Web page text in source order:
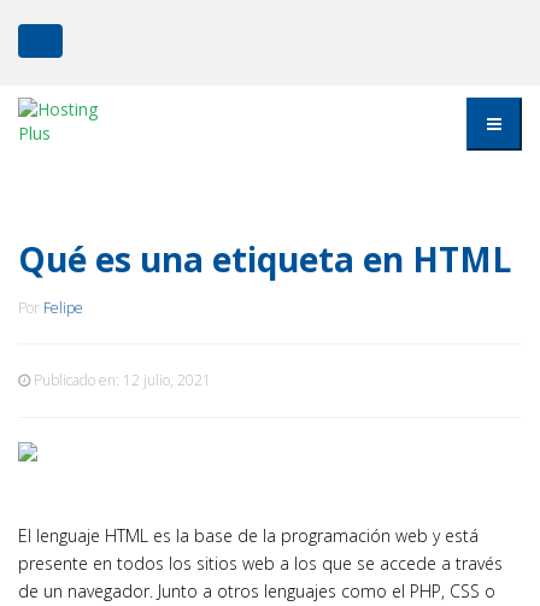
Qué es una etiqueta en HTML
Por Felipe
Publicado en: 12 julio, 2021
El lenguaje HTML es la base de la programación web y está
presente en todos los sitios web a los que se accede a través
de un navegador. Junto a otros lenguajes como el PHP, CSS o